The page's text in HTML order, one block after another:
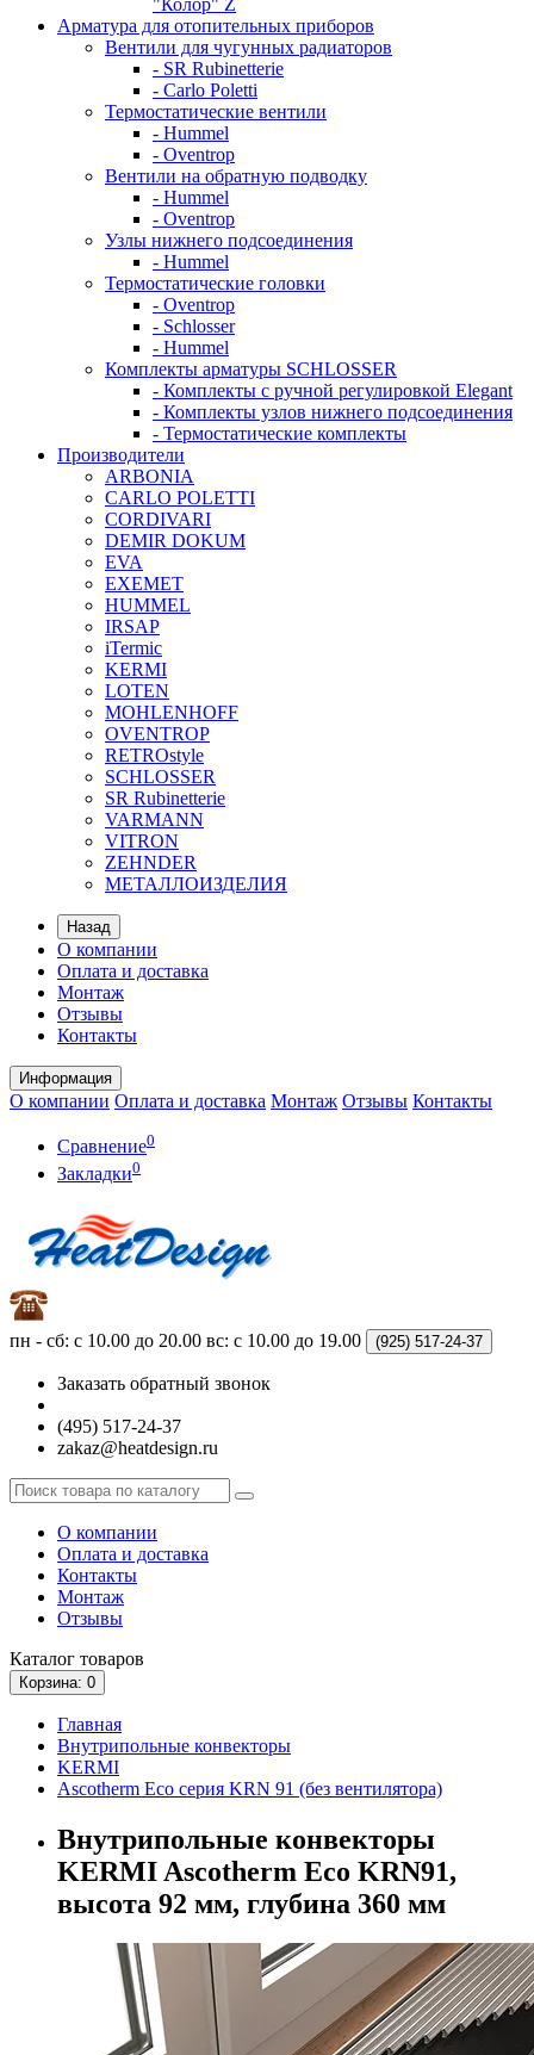
"Колор" Z
Арматура для отопительных приборов
Вентили для чугунных радиаторов
- SR Rubinetterie
- Carlo Poletti
Термостатические вентили
- Hummel
- Oventrop
Вентили на обратную подводку
- Hummel
- Oventrop
Узлы нижнего подсоединения
- Hummel
Термостатические головки
- Oventrop
- Schlosser
- Hummel
Комплекты арматуры SCHLOSSER
- Комплекты с ручной регулировкой Elegant
- Комплекты узлов нижнего подсоединения
- Термостатические комплекты
Производители
ARBONIA
CARLO POLETTI
CORDIVARI
DEMIR DOKUM
EVA
EXEMET
HUMMEL
IRSAP
iTermic
KERMI
LOTEN
MOHLENHOFF
OVENTROP
RETROstyle
SCHLOSSER
SR Rubinetterie
VARMANN
VITRON
ZEHNDER
МЕТАЛЛОИЗДЕЛИЯ
Назад
О компании
Оплата и доставка
Монтаж
Отзывы
Контакты
Информация
О компании Оплата и доставка Монтаж Отзывы Контакты
Сравнение0
Закладки0
пн - сб: с 10.00 до 20.00 вс: с 10.00 до 19.00 (925) 517-24-37
Заказать обратный звонок
(495) 517-24-37
zakaz@heatdesign.ru
О компании
Оплата и доставка
Контакты
Монтаж
Отзывы
Каталог товаров
Корзина: 0
Главная
Внутрипольные конвекторы
KERMI
Ascotherm Eco серия KRN 91 (без вентилятора)
Внутрипольные конвекторы
KERMI Ascotherm Eco KRN91,
высота 92 мм, глубина 360 мм